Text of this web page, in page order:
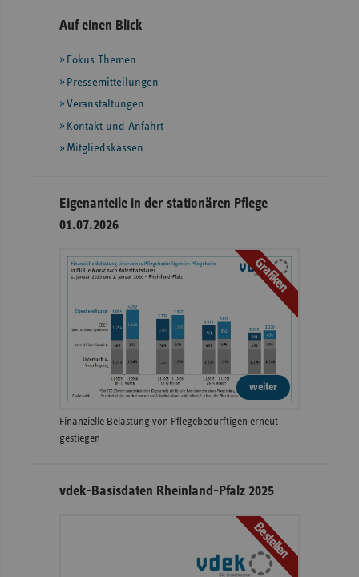
Seitennavigation
Seitenleiste
weiteren
Informationen
Auf einen Blick
Fokus-Themen
Pressemitteilungen
Veranstaltungen
Kontakt und Anfahrt
Mitgliedskassen
Eigenanteile in der stationären Pflege
01.07.2026
Grafiken
weiter
Finanzielle Belastung von Pflegebedürftigen erneut
gestiegen
vdek-Basisdaten Rheinland-Pfalz 2025
Bestellen